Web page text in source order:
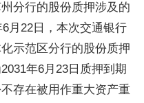
分行的股份质押涉及的
月22日，本次交通银行
示范区分行的股份质押
年6月23日质押到期
存在被用作重大资产重